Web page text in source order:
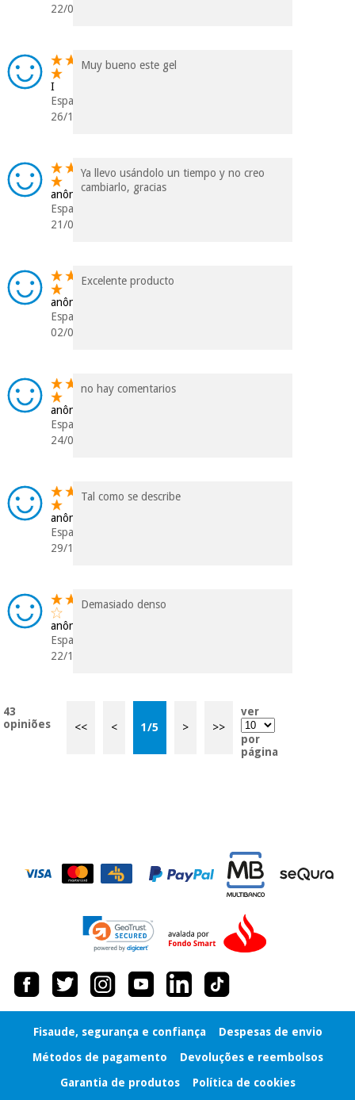
22/09/2025
I
Espanha
26/10/2024
Muy bueno este gel
anônimo
Espanha
21/07/2024
Ya llevo usándolo un tiempo y no creo
cambiarlo, gracias
anônimo
Espanha
02/07/2024
Excelente producto
anônimo
Espanha
24/04/2024
no hay comentarios
anônimo
Espanha
29/11/2023
Tal como se describe
anônimo
Espanha
22/11/2023
Demasiado denso
43
opiniões
<< < 1/5 > >>
ver
por
página
Fisaude, segurança e confiança
Despesas de envio
Métodos de pagamento
Devoluções e reembolsos
Garantia de produtos
Política de cookies